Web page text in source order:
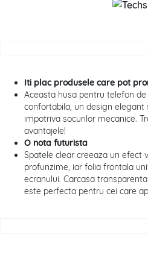
Iti plac produsele care pot
Aceasta husa pentru telefon
confortabila, un design
impotriva socurilor mecanice.
avantajele!
O nota futurista
Spatele clear creeaza un efect
profunzime, iar folia frontala
ecranului. Carcasa
este perfecta pentru cei care